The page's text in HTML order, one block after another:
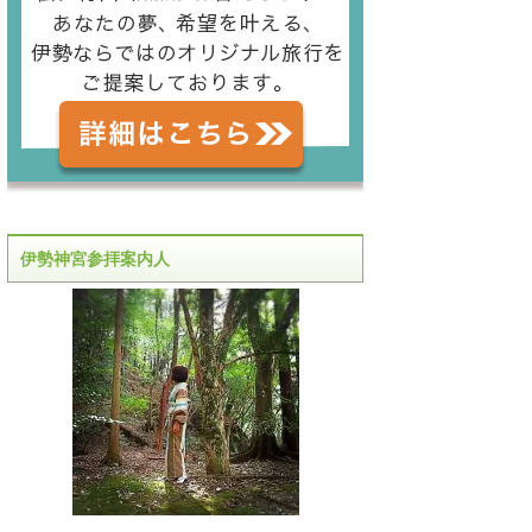
伊勢神宮参拝案内人